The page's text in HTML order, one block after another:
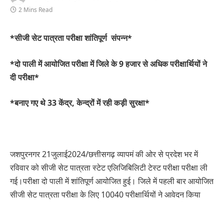
2 Mins Read
*सीजी सेट पात्रता परीक्षा शांतिपूर्ण संपन्न*
*दो पाली में आयोजित परीक्षा में जिले के 9 हजार से अधिक परीक्षार्थियों ने
दी परीक्षा*
*बनाए गए थे 33 केंद्र, केन्द्रों में रही कड़ी सुरक्षा*
जशपुरनगर 21जुलाई2024/छत्तीसगढ़ व्यापमं की ओर से प्रदेश भर में
रविवार को सीजी सेट पात्रता स्टेट एलिजिबिलिटी टेस्ट परीक्षा परीक्षा ली
गई।परीक्षा दो पाली में शांतिपूर्ण आयोजित हुई। जिले में पहली बार आयोजित
सीजी सेट पात्रता परीक्षा के लिए 10040 परीक्षार्थियों ने आवेदन किया